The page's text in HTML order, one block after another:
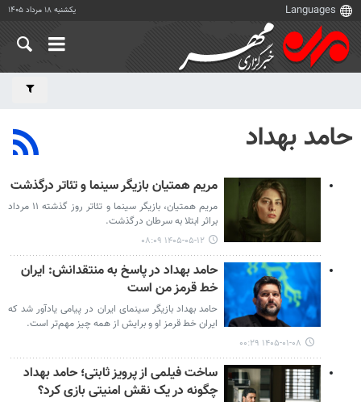
یکشنبه ۱۸ مرداد ۱۴۰۵
حامد بهداد
مریم همتیان بازیگر سینما و تئاتر درگذشت
مریم همتیان، بازیگر سینما و تئاتر روز گذشته ۱۱ مرداد
براثر ابتلا به سرطان درگذشت.
۱۴۰۵-۰۵-۱۲ ۰۸:۰۹
حامد بهداد در پاسخ به منتقدانش: ایران
خط قرمز من است
حامد بهداد بازیگر سینمای ایران در پیامی یادآور شد که
ایران خط قرمز او و برایش از همه چیز مهم‌تر است.
۱۴۰۵-۰۱-۰۸ ۰۰:۲۹
ساخت فیلمی از پرویز ثابتی؛ حامد بهداد
چگونه در یک نقش امنیتی بازی کرد؟